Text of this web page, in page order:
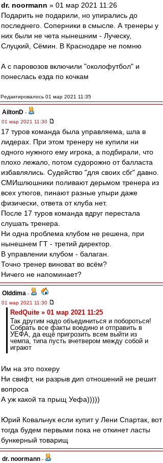
dr. noormann » 01 мар 2021 11:26
Подарить не подарили, но упирались до
последнего. Соперники в смысле. А тренеры у
них были не чета нынешним - Луческу,
Слуцкий, Сёмин. В Краснодаре не помню
А с паровозов включили "околофутбол" и
понеслась езда по кочкам
Редактировалось 01 мар 2021 11:35
AiltonD -
01 мар 2021 11:30
17 туров команда была управляема, шла в
лидерах. При этом тренеру не купили ни
одного нужного ему игрока, а подбирали, что
плохо лежало, потом судорожно от балласта
избавлялись. Судейство "для своих сбг" давно.
СМИшлюшники поливают дерьмом тренера из
всех утюгов, пинают разные упыри даже
физически, ответа от клуба нет.
После 17 туров команда вдруг перестала
слушать тренера.
Ни одна проблема клубом не решена, при
нынешнем ГТ - третий директор.
В управлении клубом - балаган.
Точно тренер виноват во всём?
Ничего не напоминает?
Olddima -
01 мар 2021 11:30
RedQuite » 01 мар 2021 11:25
Так другим надо объединиться и побороться!
Собрать все факты воедино и отправить в
УЕФА, да ещё пригрозить всем выйти из
чемпа, типа пусть вчетвером между собой и
играют
Им на это похеру
Ни свифт, ни разрыв дип отношений не решит
вопроса
А уж какой та прыщ Уефа)))))
Юрий Ковальчук если купит у Лени Спартак, вот
тогда будем первыми пока не откинет ласты
бункерный товарищ
dr. noormann -